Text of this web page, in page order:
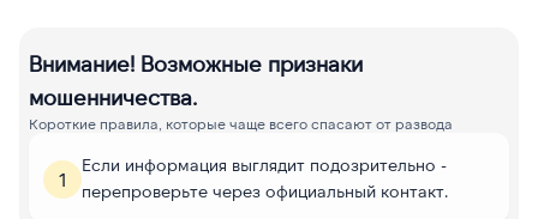
Внимание! Возможные признаки
мошенничества.
Короткие правила, которые чаще всего спасают от развода
1
Если информация выглядит подозрительно -
перепроверьте через официальный контакт.